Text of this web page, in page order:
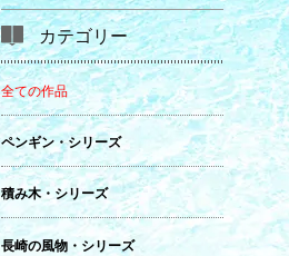
カテゴリー
全ての作品
ペンギン・シリーズ
積み木・シリーズ
長崎の風物・シリーズ